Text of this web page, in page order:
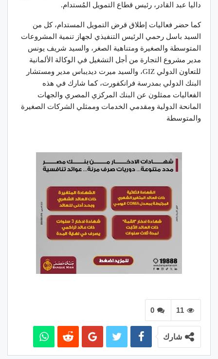
داليا عبد القادر، رئيس قطاع التمويل المُستدام.
كما حضر فعاليات إطلاق قرض التمويل المستدام، كل من
السيد باسل رحمي الرئيس التنفيذي لجهاز تنمية المشروعات
المتوسطة والصغيرة ومتناهية الصغر، والسيد شريف يونس
مدير مشروع التجارة من أجل التشغيل في الوكالة الألمانية
للتعاون الدولي GIZ، والسيد ميرت ديديباس مدير ومستشار
البنك الدولي بمدرسة فرانكفورت، كما شارك في هذه
الفعاليات ممثلون عن البنك المركزي المصري والجهات
المانحة الدولية ومقدمي الخدمات وممثلي الشركات الصغيرة
والمتوسطة
0 11
شارك